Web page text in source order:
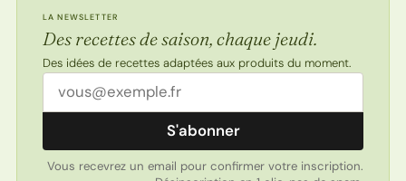
LA NEWSLETTER
Des recettes de saison, chaque jeudi.
Des idées de recettes adaptées aux produits du moment.
Adresse email
S'abonner
Vous recevrez un email pour confirmer votre inscription.